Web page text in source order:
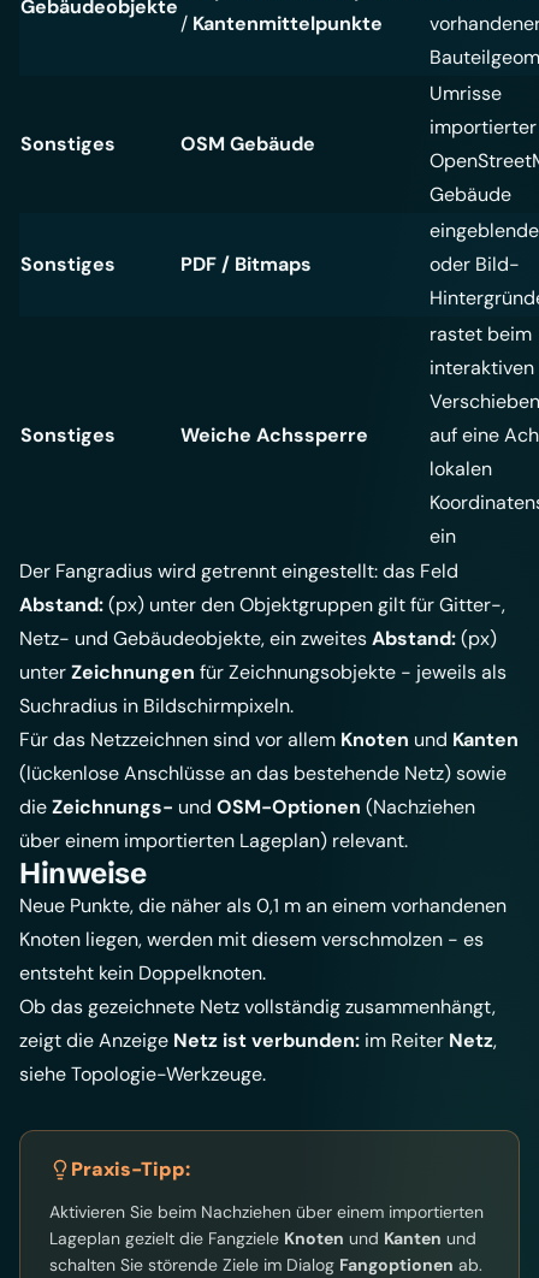
Gebäudeobjekte
/ Kantenmittelpunkte
Sonstiges OSM Gebäude
Umrisse
importierter
Gebäude
Sonstiges PDF / Bitmaps
oder Bild-
Sonstiges Weiche Achssperre
rastet beim
interaktiven
auf eine
lokalen
ein
Der Fangradius wird getrennt eingestellt: das Feld
Abstand:(px) unter den Objektgruppen gilt für Gitter-,
Netz- und Gebäudeobjekte, ein zweitesAbstand:(px)
unterZeichnungen für Zeichnungsobjekte - jeweils als
Suchradius in Bildschirmpixeln.
Für das Netzzeichnen sind vor allem Knoten und Kanten
(lückenlose Anschlüsse an das bestehende Netz) sowie
dieZeichnungs- und OSM-Optionen (Nachziehen
über einem importierten Lageplan) relevant.
Hinweise
Neue Punkte, die näher als 0,1 m an einem vorhandenen
Knoten liegen, werden mit diesem verschmolzen - es
entsteht kein Doppelknoten.
Ob das gezeichnete Netz vollständig zusammenhängt,
zeigt die Anzeige Netz ist verbunden: im Reiter Netz,
sieheTopologie-Werkzeuge.
Praxis-Tipp:
Aktivieren Sie beim Nachziehen über einem importierten
Lageplan gezielt die Fangziele Knoten und Kanten und
schalten Sie störende Ziele im Dialog Fangoptionen ab.